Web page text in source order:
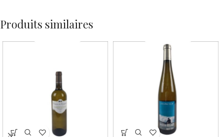
Produits similaires